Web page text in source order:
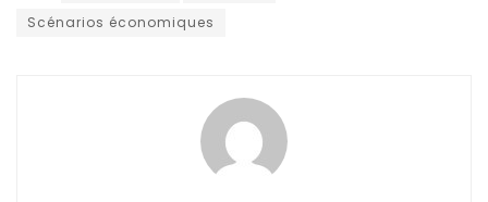
Scénarios économiques